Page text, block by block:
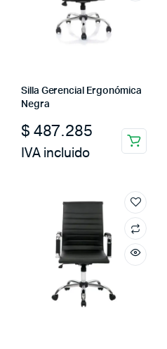
Silla Gerencial Ergonómica
Negra
$ 487.285
IVA incluido